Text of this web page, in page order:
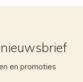
en promoties